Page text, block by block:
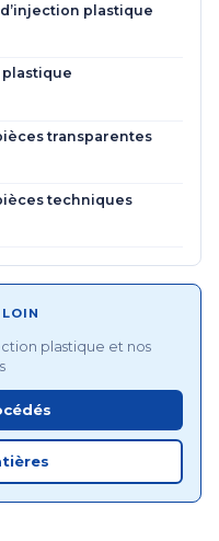
plastique
transparentes
techniques
plastique et nos